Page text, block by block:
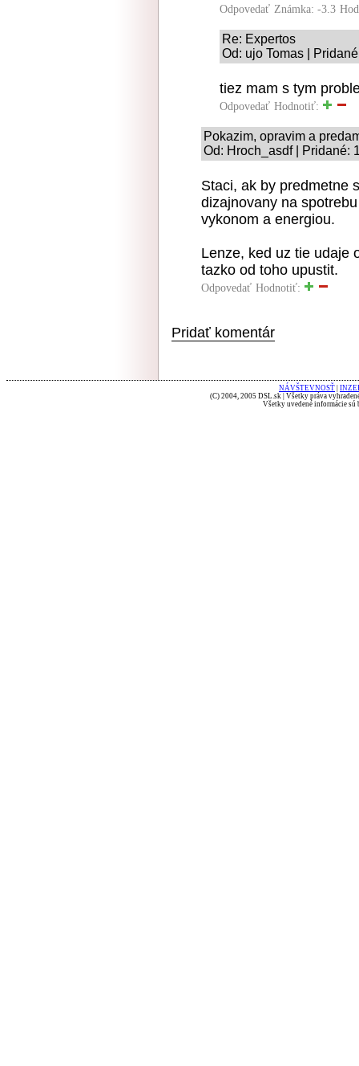
Odpovedať Známka: -3.3
Re: Expertos
Od: ujo Tomas |
tiez mam s tym
Odpovedať Hodnotiť:
Pokazim, opravim a
Od: Hroch_asdf | Pridané:
Staci, ak by predmetne
dizajnovany na
vykonom a energiou.
Lenze, ked uz tie udaje
tazko od toho upustit.
Odpovedať Hodnotiť:
Pridať komentár
NÁVŠTEVNOSŤ
(C) 2004, 2005 DSL.sk | Všetky práva
Všetky uvedené informácie sú